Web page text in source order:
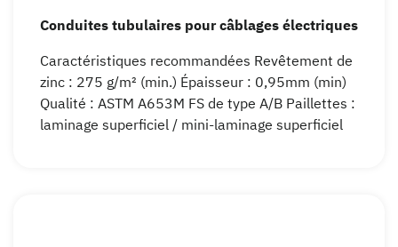
Conduites tubulaires pour câblages électriques
Caractéristiques recommandées Revêtement de
zinc : 275 g/m² (min.) Épaisseur : 0,95mm (min)
Qualité : ASTM A653M FS de type A/B Paillettes :
laminage superficiel / mini-laminage superficiel